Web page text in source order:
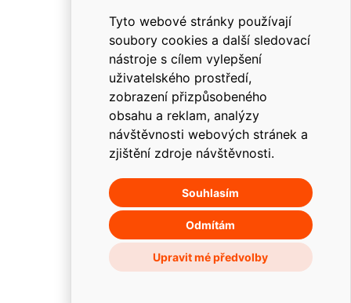
Tyto webové stránky používají
soubory cookies a další sledovací
nástroje s cílem vylepšení
uživatelského prostředí,
zobrazení přizpůsobeného
obsahu a reklam, analýzy
návštěvnosti webových stránek a
zjištění zdroje návštěvnosti.
Souhlasím
Odmítám
Upravit mé předvolby
O holdingu
Členové skupiny
Kontakt